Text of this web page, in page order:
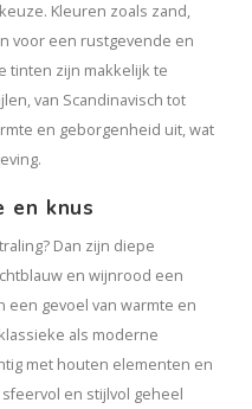
Kleuren zoals zand,
voor een rustgevende en
tinten zijn makkelijk te
van Scandinavisch tot
en geborgenheid uit, wat
en knus
Dan zijn diepe
en wijnrood een
gevoel van warmte en
als moderne
met houten elementen en
en stijlvol geheel